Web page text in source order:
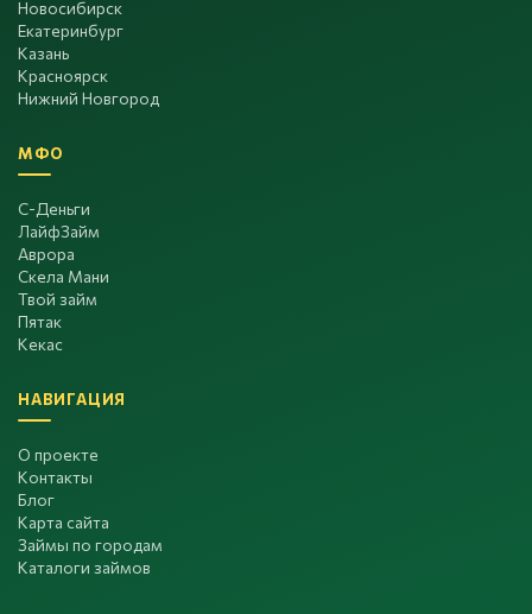
Новосибирск
Екатеринбург
Казань
Красноярск
Нижний Новгород
МФО
С-Деньги
ЛайфЗайм
Аврора
Скела Мани
Твой займ
Пятак
Кекас
НАВИГАЦИЯ
О проекте
Контакты
Блог
Карта сайта
Займы по городам
Каталоги займов